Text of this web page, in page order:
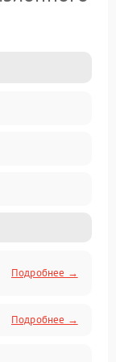
Подробнее →
Подробнее →